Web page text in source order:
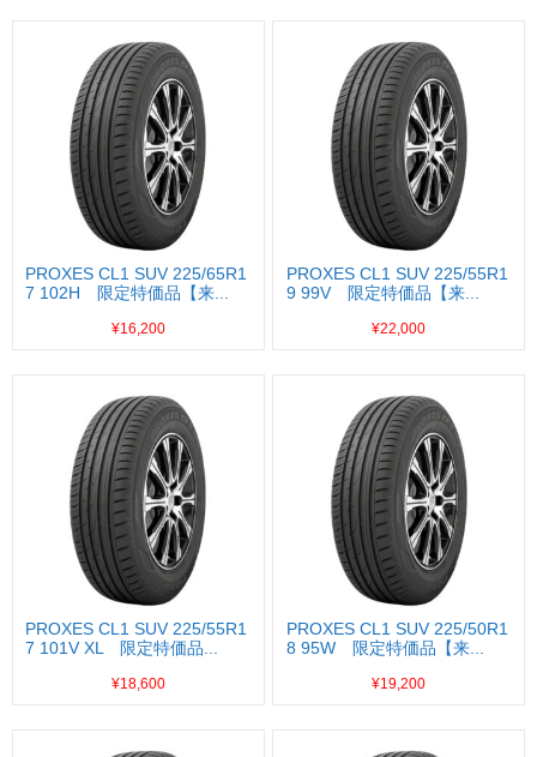
PROXES CL1 SUV 225/65R1
7 102H 限定特価品【来...
¥16,200
PROXES CL1 SUV 225/55R1
9 99V 限定特価品【来...
¥22,000
PROXES CL1 SUV 225/55R1
7 101V XL 限定特価品...
¥18,600
PROXES CL1 SUV 225/50R1
8 95W 限定特価品【来...
¥19,200